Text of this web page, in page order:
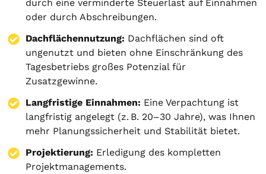
durch eine verminderte Steuerlast auf Einnahmen
oder durch Abschreibungen.
Dachflächennutzung: Dachflächen sind oft
ungenutzt und bieten ohne Einschränkung des
Tagesbetriebs großes Potenzial für
Zusatzgewinne.
Langfristige Einnahmen: Eine Verpachtung ist
langfristig angelegt (z. B. 20–30 Jahre), was Ihnen
mehr Planungssicherheit und Stabilität bietet.
Projektierung: Erledigung des kompletten
Projektmanagements.